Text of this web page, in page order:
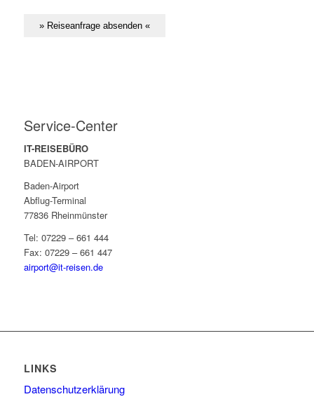
Service-Center
IT-REISEBÜRO
BADEN-AIRPORT
Baden-Airport
Abflug-Terminal
77836 Rheinmünster
Tel: 07229 – 661 444
Fax: 07229 – 661 447
airport@it-reisen.de
LINKS
Datenschutzerklärung